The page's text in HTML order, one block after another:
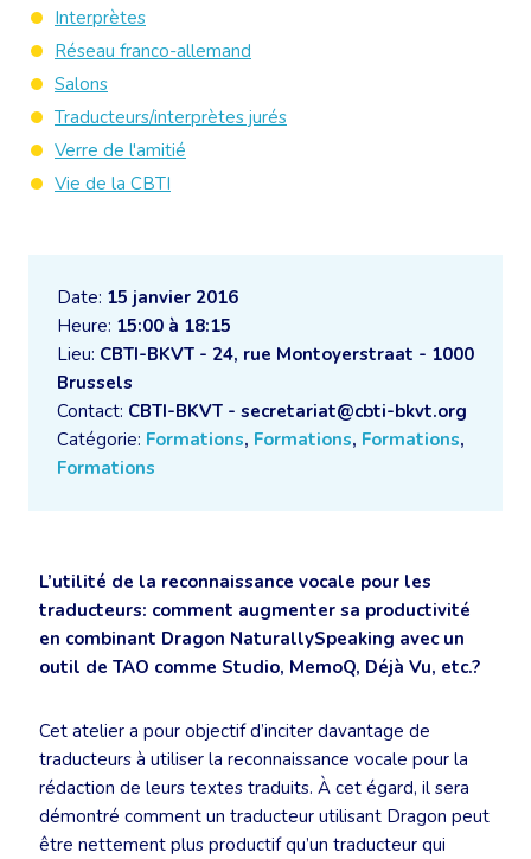
Date: 15 janvier 2016
Heure: 15:00 à 18:15
Lieu: CBTI-BKVT - 24, rue Montoyerstraat - 1000
Brussels
Contact: CBTI-BKVT - secretariat@cbti-bkvt.org
Catégorie: Formations, Formations, Formations,
Formations
L’utilité de la reconnaissance vocale pour les
traducteurs: comment augmenter sa productivité
en combinant Dragon NaturallySpeaking avec un
outil de TAO comme Studio, MemoQ, Déjà Vu, etc.?
Cet atelier a pour objectif d’inciter davantage de
traducteurs à utiliser la reconnaissance vocale pour la
rédaction de leurs textes traduits. À cet égard, il sera
démontré comment un traducteur utilisant Dragon peut
être nettement plus productif qu’un traducteur qui
Interprètes
Réseau franco-allemand
Salons
Traducteurs/interprètes jurés
Verre de l'amitié
Vie de la CBTI